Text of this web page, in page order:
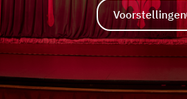
Voorstellingen